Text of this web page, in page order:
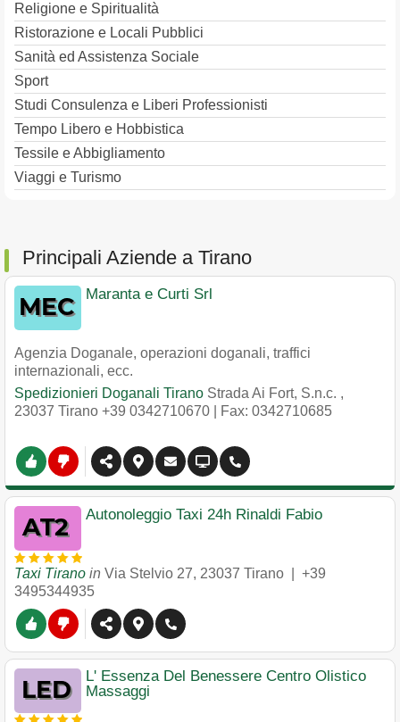
Religione e Spiritualità
Ristorazione e Locali Pubblici
Sanità ed Assistenza Sociale
Sport
Studi Consulenza e Liberi Professionisti
Tempo Libero e Hobbistica
Tessile e Abbigliamento
Viaggi e Turismo
Principali Aziende a Tirano
Maranta e Curti Srl
Agenzia Doganale, operazioni doganali, traffici
internazionali, ecc.
Spedizionieri Doganali Tirano Strada Ai Fort, S.n.c. ,
23037 Tirano +39 0342710670 | Fax: 0342710685
Autonoleggio Taxi 24h Rinaldi Fabio
Taxi Tirano in Via Stelvio 27, 23037 Tirano
+39
3495344935
L' Essenza Del Benessere Centro Olistico
Massaggi